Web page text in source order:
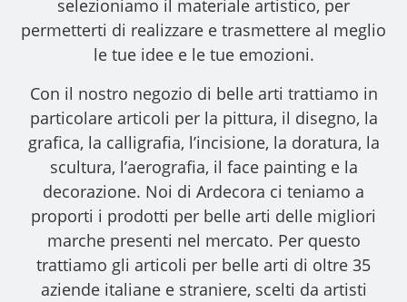
selezioniamo il materiale artistico, per
permetterti di realizzare e trasmettere al meglio
le tue idee e le tue emozioni.
Con il nostro negozio di belle arti trattiamo in
particolare articoli per la pittura, il disegno, la
grafica, la calligrafia, l’incisione, la doratura, la
scultura, l’aerografia, il face painting e la
decorazione. Noi di Ardecora ci teniamo a
proporti i prodotti per belle arti delle migliori
marche presenti nel mercato. Per questo
trattiamo gli articoli per belle arti di oltre 35
aziende italiane e straniere, scelti da artisti